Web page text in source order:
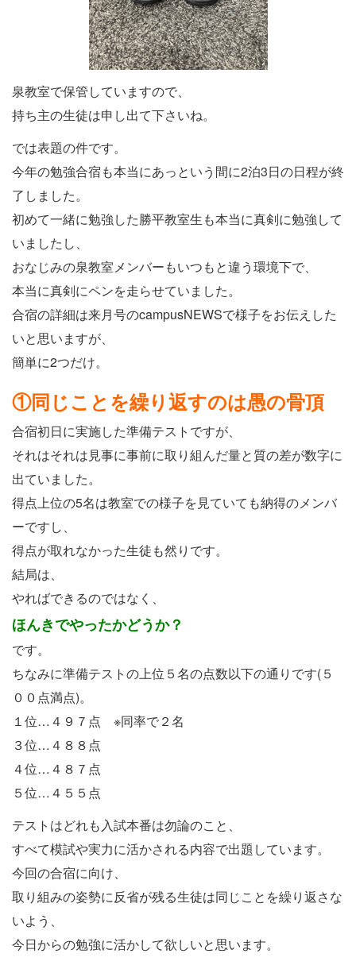
泉教室で保管していますので、
持ち主の生徒は申し出て下さいね。
では表題の件です。
今年の勉強合宿も本当にあっという間に2泊3日の日程が終
了しました。
初めて一緒に勉強した勝平教室生も本当に真剣に勉強して
いましたし、
おなじみの泉教室メンバーもいつもと違う環境下で、
本当に真剣にペンを走らせていました。
合宿の詳細は来月号のcampusNEWSで様子をお伝えした
いと思いますが、
簡単に2つだけ。
①同じことを繰り返すのは愚の骨頂
合宿初日に実施した準備テストですが、
それはそれは見事に事前に取り組んだ量と質の差が数字に
出ていました。
得点上位の5名は教室での様子を見ていても納得のメンバ
ーですし、
得点が取れなかった生徒も然りです。
結局は、
やればできるのではなく、
ほんきでやったかどうか？
です。
ちなみに準備テストの上位５名の点数以下の通りです(５
００点満点)。
１位…４９７点 ※同率で２名
３位…４８８点
４位…４８７点
５位…４５５点
テストはどれも入試本番は勿論のこと、
すべて模試や実力に活かされる内容で出題しています。
今回の合宿に向け、
取り組みの姿勢に反省が残る生徒は同じことを繰り返さな
いよう、
今日からの勉強に活かして欲しいと思います。